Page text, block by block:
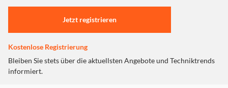
Einstellungen anpassen
Jetzt registrieren
Kostenlose Registrierung
Bleiben Sie stets über die aktuellsten Angebote und Techniktrends
informiert.